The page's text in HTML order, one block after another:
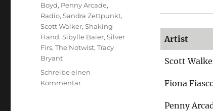
Artist
Scott
Fiona
Penny
Boyd, Penny Arcade,
Radio,Sandra Zettpunkt,
Scott Walker,Shaking
Hand,Sibylle Baier,Silver
Firs,The Notwist,Tracy
Bryant
Schreibe einen
Kommentarzu